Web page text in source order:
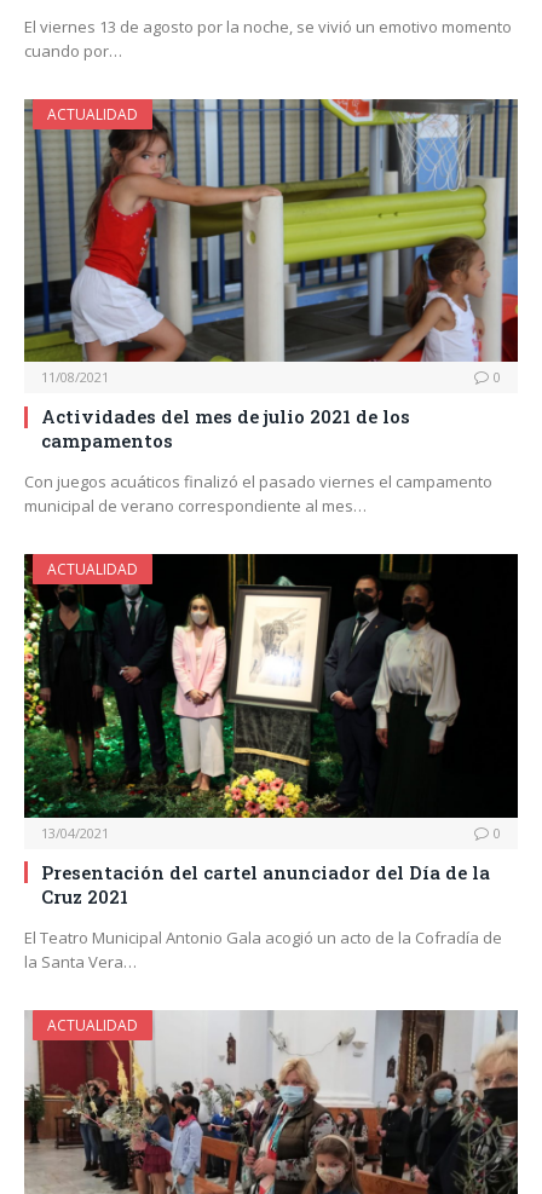
El viernes 13 de agosto por la noche, se vivió un emotivo momento
cuando por…
ACTUALIDAD
11/08/2021 0
Actividades del mes de julio 2021 de los
campamentos
Con juegos acuáticos finalizó el pasado viernes el campamento
municipal de verano correspondiente al mes…
ACTUALIDAD
13/04/2021 0
Presentación del cartel anunciador del Día de la
Cruz 2021
El Teatro Municipal Antonio Gala acogió un acto de la Cofradía de
la Santa Vera…
ACTUALIDAD